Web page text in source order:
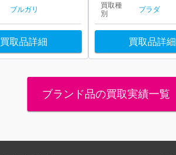
ブルガリ
買取品詳細
買取種
別
プラダ
買取品詳細
ブランド品の買取実績一覧